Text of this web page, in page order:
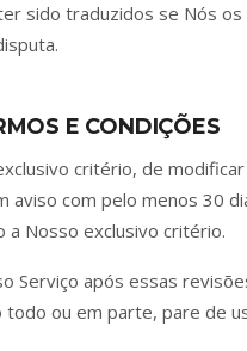
sido traduzidos se Nós
E CONDIÇÕES
critério, de
aviso com pelo menos 30
Nosso exclusivo critério.
Serviço após essas
ou em parte, pare de